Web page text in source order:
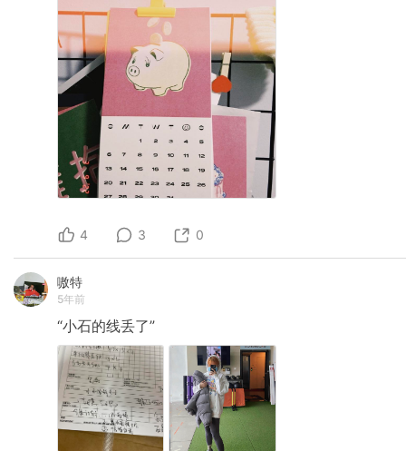
4 3 0
嗷特
5年前
“小石的线丢了”